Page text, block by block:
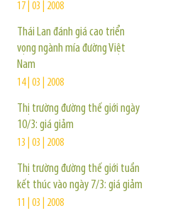
17 | 03 | 2008
Thái Lan đánh giá cao triển
vọng ngành mía đường Việt
Nam
14 | 03 | 2008
Thị trường đường thế giới ngày
10/3: giá giảm
13 | 03 | 2008
Thị trường đường thế giới tuần
kết thúc vào ngày 7/3: giá giảm
11 | 03 | 2008